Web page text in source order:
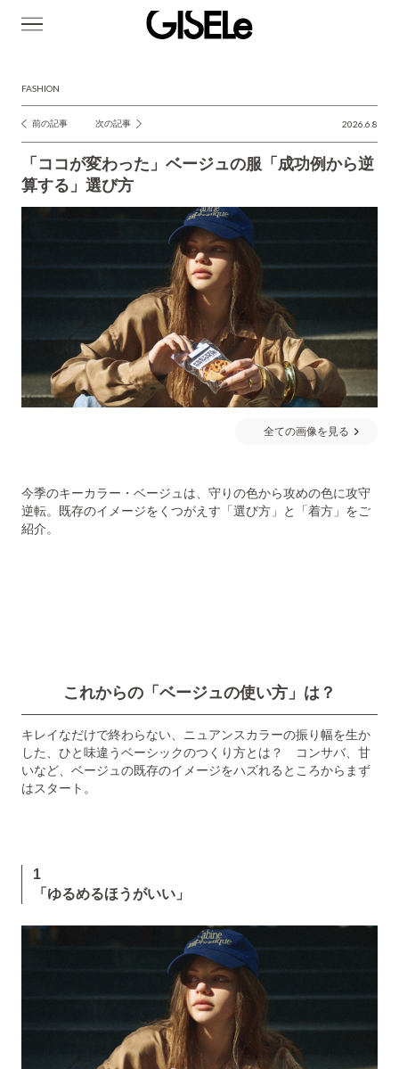
FASHION
投
稿
ナ
ビ
シ
ン
前の記事 次の記事 2026.6.8
「ココが変わった」ベージュの服「成功例から逆
算する」選び方
全ての画像を見る
今季のキーカラー・ベージュは、守りの色から攻めの色に攻守
逆転。既存のイメージをくつがえす「選び方」と「着方」をご
紹介。
これからの「ベージュの使い方」は？
キレイなだけで終わらない、ニュアンスカラーの振り幅を生か
した、ひと味違うベーシックのつくり方とは？ コンサバ、甘
いなど、ベージュの既存のイメージをハズれるところからまず
はスタート。
1
「ゆるめるほうがいい」